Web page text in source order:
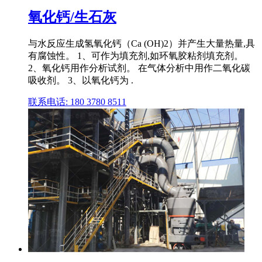
氧化钙/生石灰
与水反应生成氢氧化钙（Ca (OH)2）并产生大量热量,具
有腐蚀性。 1、可作为填充剂,如环氧胶粘剂填充剂。
2、氧化钙用作分析试剂。 在气体分析中用作二氧化碳
吸收剂。 3、以氧化钙为 .
联系电话: 180 3780 8511